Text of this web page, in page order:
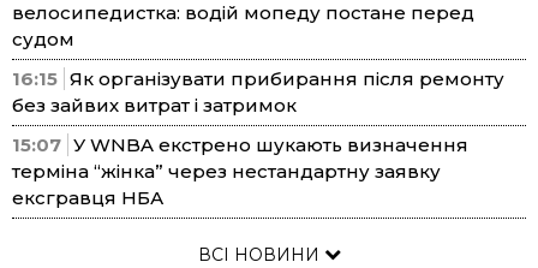
велосипедистка: водій мопеду постане перед
судом
16:15 Як організувати прибирання після ремонту
без зайвих витрат і затримок
15:07 У WNBA екстрено шукають визначення
терміна “жінка” через нестандартну заявку
ексгравця НБА
ВСІ НОВИНИ